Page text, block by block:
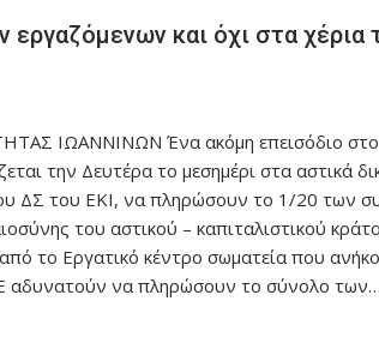
και όχι στα χέρια
ΙΩΑΝΝΙΝΩΝ Ένα ακόμη επεισόδιο στο
την Δευτέρα το μεσημέρι στα αστικά
ΔΣ του ΕΚΙ, να πληρώσουν το 1/20 των
του αστικού – καπιταλιστικού
το Εργατικό κέντρο σωματεία που
να πληρώσουν το σύνολο των…